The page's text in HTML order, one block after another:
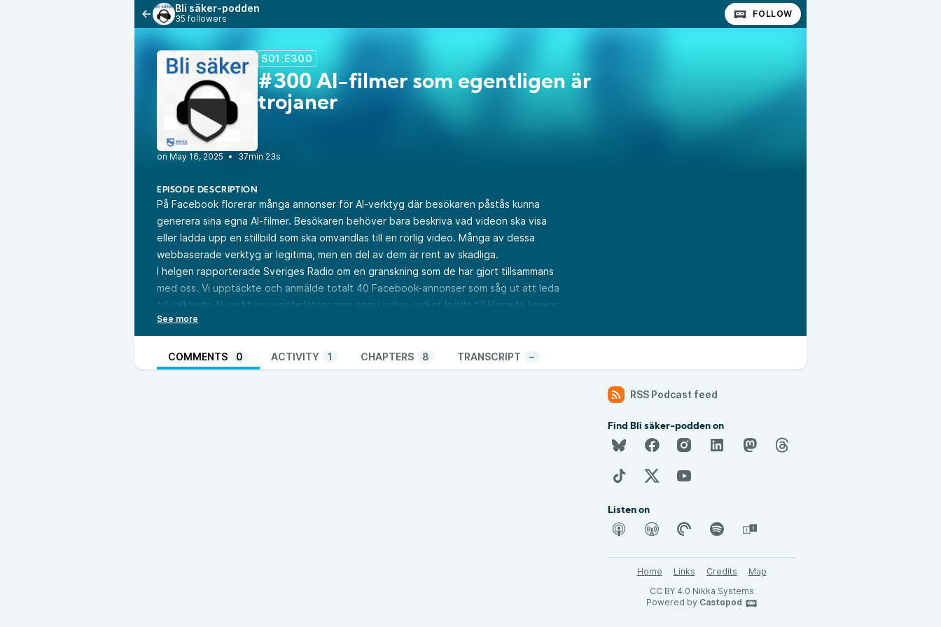
Bli säker-podden
35 followers FOLLOW
S01:E300
#300 AI-filmer som egentligen är
trojaner
• 37min 23s
EPISODE DESCRIPTION
På Facebook florerar många annonser för AI-verktyg där besökaren påstås kunna
generera sina egna AI-filmer. Besökaren behöver bara beskriva vad videon ska visa
eller ladda upp en stillbild som ska omvandlas till en rörlig video. Många av dessa
webbaserade verktyg är legitima, men en del av dem är rent av skadliga.
I helgen rapporterade Sveriges Radio om en granskning som de har gjort tillsammans
med oss. Vi upptäckte och anmälde totalt 40 Facebook-annonser som såg ut att leda
till välkända AI-verktygs webbplatser men som i själva verket ledde till klonade kopior.
Videoklippen som dessa bedrägliga webbplatser påstod sig generera var i själva
verket trojaner.
Facebooks annonsgranskare valde att avslå anmälan för 36 av annonserna. Efter att
samtliga avslag överklagats plockade Facebook bort ytterligare två annonser.
COMMENTS 0 ACTIVITY 1 CHAPTERS 8 TRANSCRIPT –
RSS Podcast feed
Find Bli säker-podden on
Listen on
Home Links Credits
Map
CC BY 4.0 Nikka Systems
Powered by Castopod